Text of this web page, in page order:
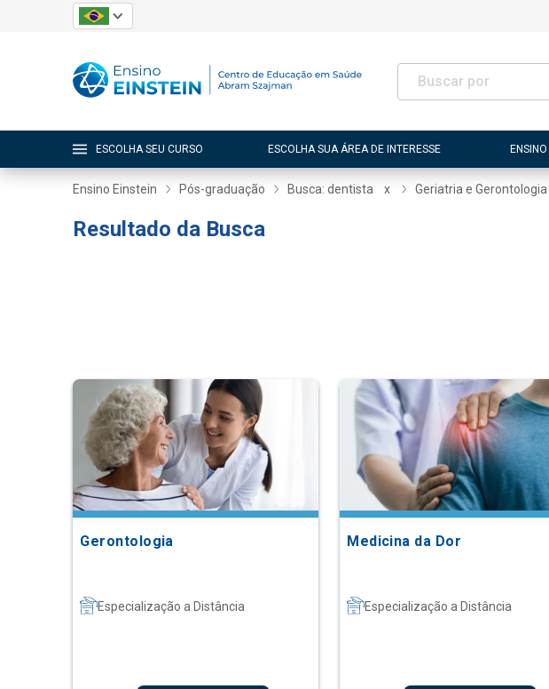
ESCOLHA SEU CURSO ESCOLHA SUA ÁREA DE INTERESSE
Ensino Einstein Pós-graduação Busca: dentista x Geriatria e Gerontologia
Resultado da Busca
Gerontologia
Especialização a Distância
Medicina da Dor
Especialização a Distância